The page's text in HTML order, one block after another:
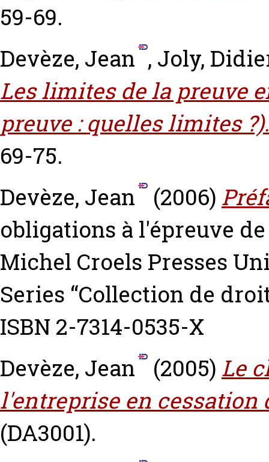
59-69.
Devèze, Jean , Joly,
Les limites de la preuve
preuve : quelles limites ?).
69-75.
Devèze, Jean
(2006)
obligations à l'épreuve
Michel Croels Presses
Series “Collection de
ISBN 2-7314-0535-X
Devèze, Jean
(2005) Le
l'entreprise en cessation
(DA3001).